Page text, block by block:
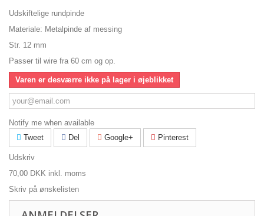
Udskiftelige rundpinde
Materiale: Metalpinde af messing
Str. 12 mm
Passer til wire fra 60 cm og op.
Varen er desværre ikke på lager i øjeblikket
Notify me when available
Tweet
Del Google+ Pinterest
Udskriv
70,00 DKK inkl. moms
Skriv på ønskelisten